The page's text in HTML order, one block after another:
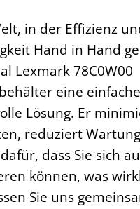
in der Effizienz
Hand in Hand
Lexmark 78C0W00
eine
Lösung. Er
reduziert
dass Sie sich
können, was
Sie uns